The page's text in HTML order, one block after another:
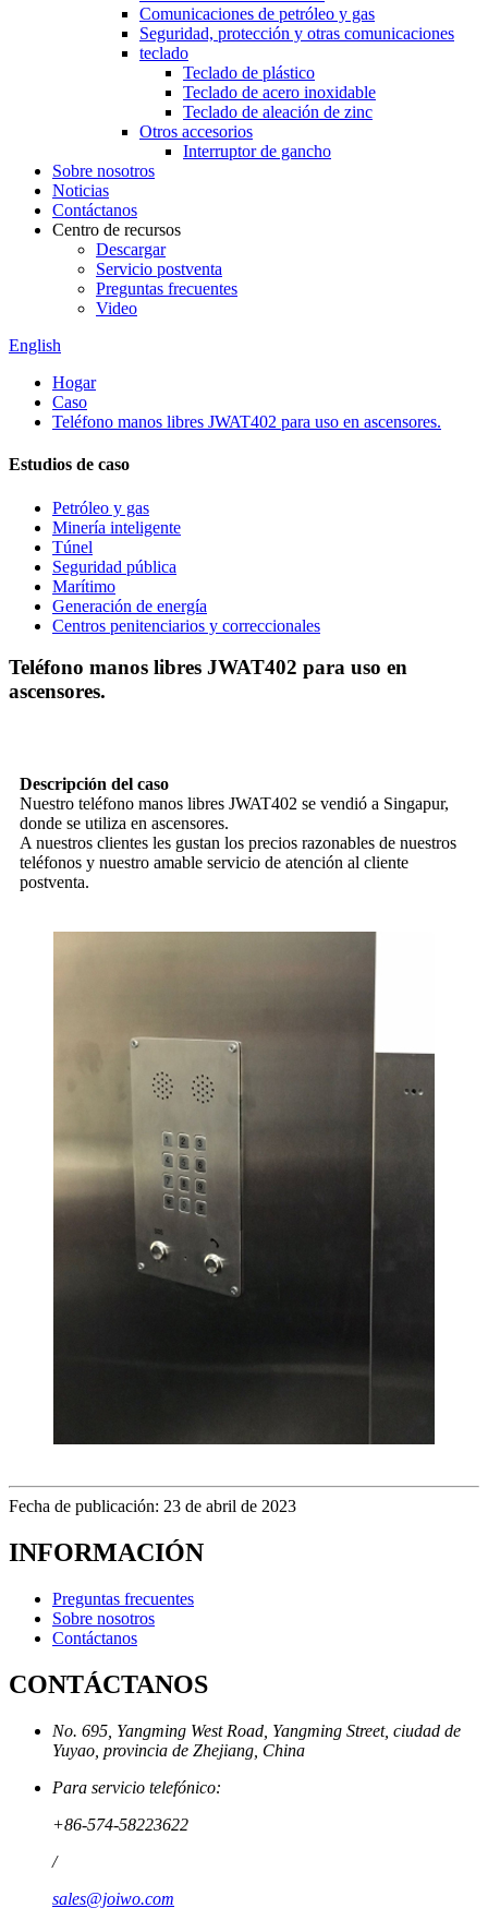
Comunicaciones de petróleo y gas
Seguridad, protección y otras comunicaciones
teclado
Teclado de plástico
Teclado de acero inoxidable
Teclado de aleación de zinc
Otros accesorios
Interruptor de gancho
Sobre nosotros
Noticias
Contáctanos
Centro de recursos
Descargar
Servicio postventa
Preguntas frecuentes
Video
English
Hogar
Caso
Teléfono manos libres JWAT402 para uso en ascensores.
Estudios de caso
Petróleo y gas
Minería inteligente
Túnel
Seguridad pública
Marítimo
Generación de energía
Centros penitenciarios y correccionales
Teléfono manos libres JWAT402 para uso en
ascensores.
Descripción del caso
Nuestro teléfono manos libres JWAT402 se vendió a Singapur,
donde se utiliza en ascensores.
A nuestros clientes les gustan los precios razonables de nuestros
teléfonos y nuestro amable servicio de atención al cliente
postventa.
Fecha de publicación: 23 de abril de 2023
INFORMACIÓN
Preguntas frecuentes
Sobre nosotros
Contáctanos
CONTÁCTANOS
No. 695, Yangming West Road, Yangming Street, ciudad de
Yuyao, provincia de Zhejiang, China
Para servicio telefónico:
+86-574-58223622
/
sales@joiwo.com